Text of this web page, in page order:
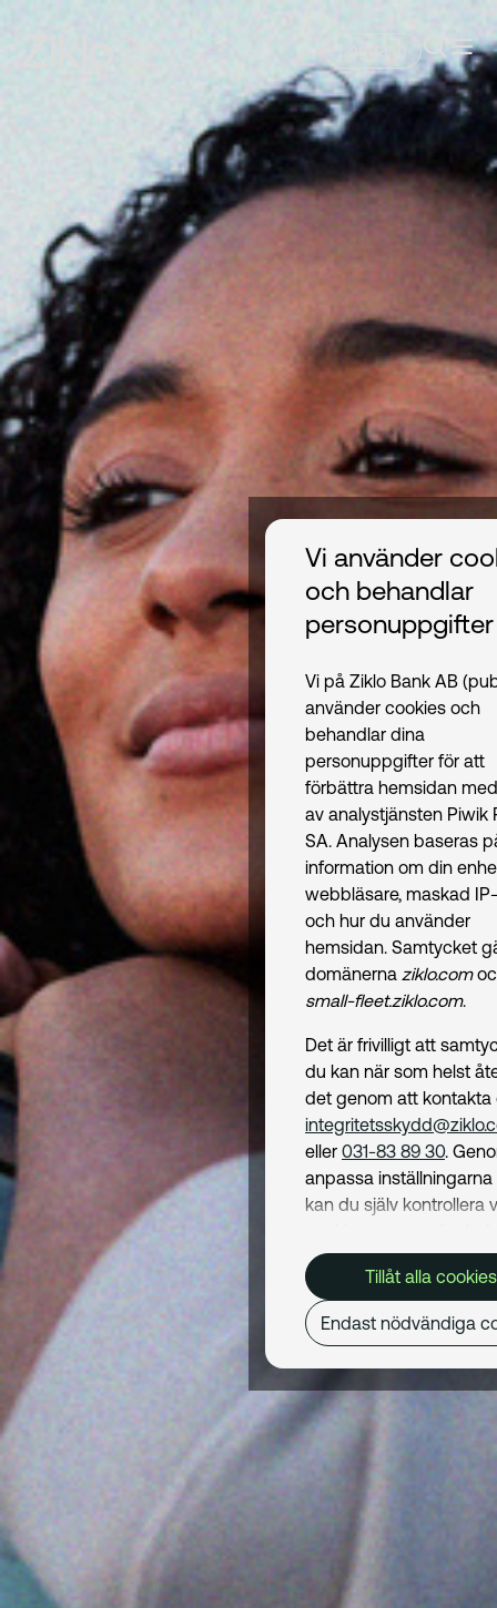
Vi använder
och behandlar
personuppgifter
Vi på Ziklo Bank AB
använder cookies och
behandlar dina
personuppgifter för att
förbättra hemsidan
av analystjänsten Piwik
SA. Analysen baseras
information om din
webbläsare, maskad
och hur du använder
hemsidan. Samtycket
domänerna ziklo.com
small-fleet.ziklo.com.
Det är frivilligt att
du kan när som helst
det genom att kontakta
eller 031-83 89 30.
anpassa
kan du själv kontrollera
Cookiepolicykan du
om hur vi använder
och hur du kan undvika
Mer om behandling av
personuppgifter hittar
Dataskyddspolicy.
Nödvändiga
Analys
Tillåt alla cookies
Endast nödvändiga